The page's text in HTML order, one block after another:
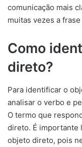
comunicação mais
muitas vezes a
Como
direto?
Para identificar o
analisar o verbo e
O termo que
direto. É importante
objeto direto, pois